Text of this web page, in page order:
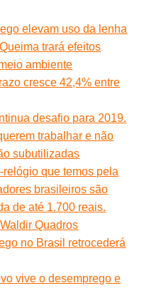
elevam uso da lenha
trará efeitos
ambiente
cresce 42,4% entre
desafio para 2019.
trabalhar e não
subutilizadas
relógio que temos pela
brasileiros são
de até 1.700 reais.
Quadros
no Brasil retrocederá
vive o desemprego e